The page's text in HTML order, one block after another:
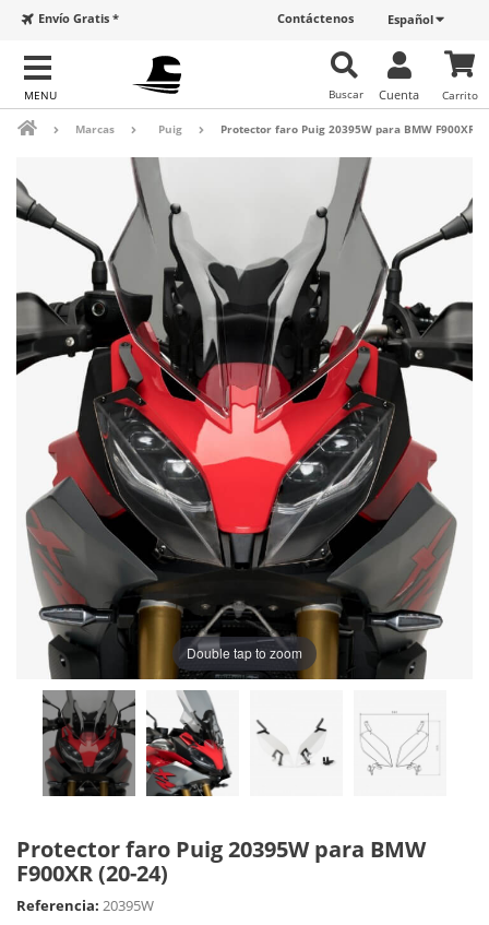
Español
Contáctenos
Envío Gratis *
Carrito
Cuenta
Buscar
Marcas Puig Protector faro Puig 20395W para BMW F900XR
Double tap to zoom
Protector faro Puig 20395W para BMW
F900XR (20-24)
Referencia: 20395W